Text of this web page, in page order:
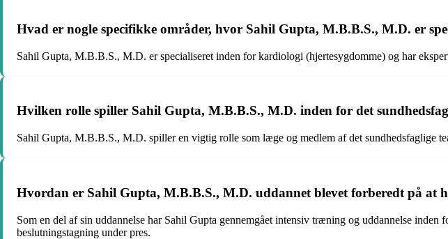
Hvad er nogle specifikke områder, hvor Sahil Gupta, M.B.B.S., M.D. er
Sahil Gupta, M.B.B.S., M.D. er specialiseret inden for kardiologi (hjertesygdomme) og har
Hvilken rolle spiller Sahil Gupta, M.B.B.S., M.D. inden for det
Sahil Gupta, M.B.B.S., M.D. spiller en vigtig rolle som læge og medlem af det sundhedsfaglige
Hvordan er Sahil Gupta, M.B.B.S., M.D. uddannet blevet forberedt på at
Som en del af sin uddannelse har Sahil Gupta gennemgået intensiv træning og uddannelse
beslutningstagning under pres.